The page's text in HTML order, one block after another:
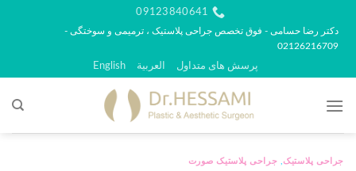
محتوا
09123840641
دکتر رضا حسامی - فوق تخصص جراحی پلاستیک ، ترمیمی و سوختگی -
02126216709
پرسش های متداول العربية English
جراحی پلاستیک جراحی پلاستیک صورت